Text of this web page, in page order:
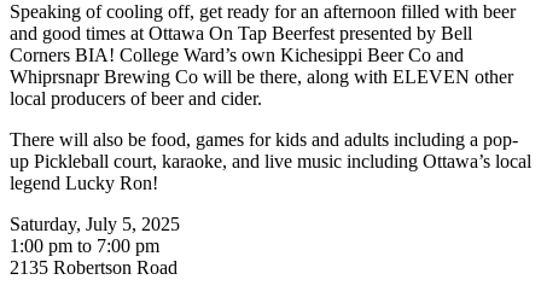
Speaking of cooling off, get ready for an afternoon filled with beer
and good times at Ottawa On Tap Beerfest presented by Bell
Corners BIA! College Ward’s own Kichesippi Beer Co and
Whiprsnapr Brewing Co will be there, along with ELEVEN other
local producers of beer and cider.
There will also be food, games for kids and adults including a pop-
up Pickleball court, karaoke, and live music including Ottawa’s local
legend Lucky Ron!
Saturday, July 5, 2025
1:00 pm to 7:00 pm
2135 Robertson Road